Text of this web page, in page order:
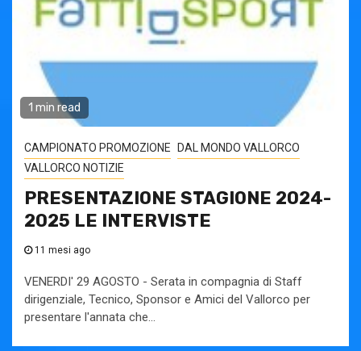
1 min read
CAMPIONATO PROMOZIONE
DAL MONDO VALLORCO
VALLORCO NOTIZIE
PRESENTAZIONE STAGIONE 2024-
2025 LE INTERVISTE
11 mesi ago
VENERDI' 29 AGOSTO - Serata in compagnia di Staff
dirigenziale, Tecnico, Sponsor e Amici del Vallorco per
presentare l'annata che...